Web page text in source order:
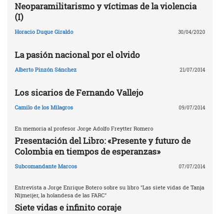
Neoparamilitarismo y víctimas de la violencia
(I)
Horacio Duque Giraldo 30/04/2020
La pasión nacional por el olvido
Alberto Pinzón Sánchez 21/07/2014
Los sicarios de Fernando Vallejo
Camilo de los Milagros 09/07/2014
En memoria al profesor Jorge Adolfo Freytter Romero
Presentación del Libro: «Presente y futuro de
Colombia en tiempos de esperanzas»
Subcomandante Marcos 07/07/2014
Entrevista a Jorge Enrique Botero sobre su libro "Las siete vidas de Tanja
Nijmeijer, la holandesa de las FARC"
Siete vidas e infinito coraje